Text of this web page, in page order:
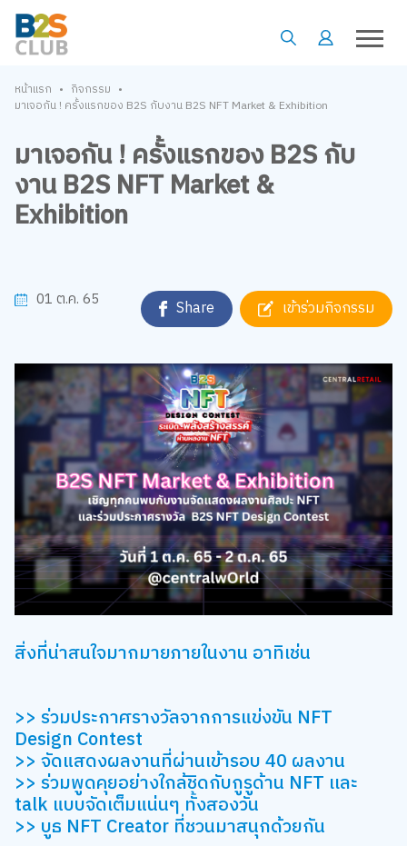
หน้าแรก • กิจกรรม •
มาเจอกัน ! ครั้งแรกของ B2S กับงาน B2S NFT Market & Exhibition
มาเจอกัน ! ครั้งแรกของ B2S กับ
งาน B2S NFT Market &
Exhibition
01 ต.ค. 65 Share เข้าร่วมกิจกรรม
สิ่งที่น่าสนใจมากมายภายในงาน อาทิเช่น
>> ร่วมประกาศรางวัลจากการแข่งขัน NFT
Design Contest
>> จัดแสดงผลงานที่ผ่านเข้ารอบ 40 ผลงาน
>> ร่วมพูดคุยอย่างใกล้ชิดกับกูรูด้าน NFT เเละ
talk แบบจัดเต็มแน่นๆ ทั้งสองวัน
>> บูธ NFT Creator ที่ชวนมาสนุกด้วยกัน